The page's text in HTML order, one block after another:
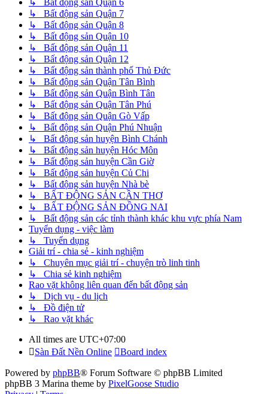
↳ Bất động sản Quận 7
↳ Bất động sản Quận 8
↳ Bất động sản Quận 10
↳ Bất động sản Quận 11
↳ Bất động sản Quận 12
↳ Bất động sản thành phố Thủ Đức
↳ Bất động sản Quận Tân Bình
↳ Bất động sản Quận Bình Tân
↳ Bất động sản Quận Tân Phú
↳ Bất động sản Quận Gò Vấp
↳ Bất động sản Quận Phú Nhuận
↳ Bất động sản huyện Bình Chánh
↳ Bất động sản huyện Hóc Môn
↳ Bất động sản huyện Cần Giờ
↳ Bất động sản huyện Củ Chi
↳ Bất động sản huyện Nhà bè
↳ BẤT ĐỘNG SẢN CẦN THƠ
↳ BẤT ĐỘNG SẢN ĐỒNG NAI
↳ Bất động sản các tỉnh thành khác khu vực phía Nam
Tuyển dụng - việc làm
↳ Tuyển dụng
Giải trí - chia sẻ - kinh nghiệm
↳ Chuyên mục giải trí - chuyện trò linh tinh
↳ Chia sẻ kinh nghiệm
Rao vặt không liên quan đến bất động sản
↳ Dịch vụ - du lịch
↳ Đồ điện tử
↳ Rao vặt khác
All times are UTC+07:00
Sàn Đất Nền Online
Board index
Powered by phpBB® Forum Software © phpBB Limited
phpBB 3 Marina theme by PixelGoose Studio